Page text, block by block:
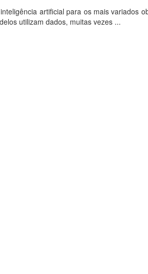
artificial para os mais variados
utilizam dados, muitas vezes ...